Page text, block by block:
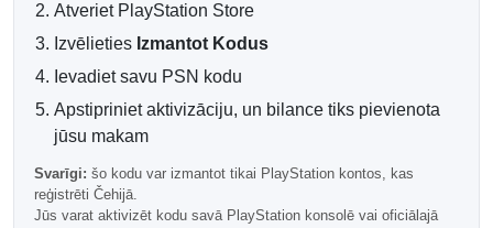
Mazāk papildinājumu, vairāk
elastības
Lielāka PSN maciņa summa palīdz samazināt atkārtotus
mazus papildinājumus un saglabā jūsu čehu PlayStation
kontu gatavu gaidāmajiem izlaidumiem, atlaidēm un
abonēšanas atjaunošanām.
Automātiska digitālā piegāde
Atveriet PlayStation Store
Izvēlieties Izmantot Kodus
Ievadiet savu PSN kodu
Apstipriniet aktivizāciju, un bilance tiks pievienota
jūsu makam
Svarīgi: šo kodu var izmantot tikai PlayStation kontos, kas
reģistrēti Čehijā.
Jūs varat aktivizēt kodu savā PlayStation konsolē vai oficiālajā